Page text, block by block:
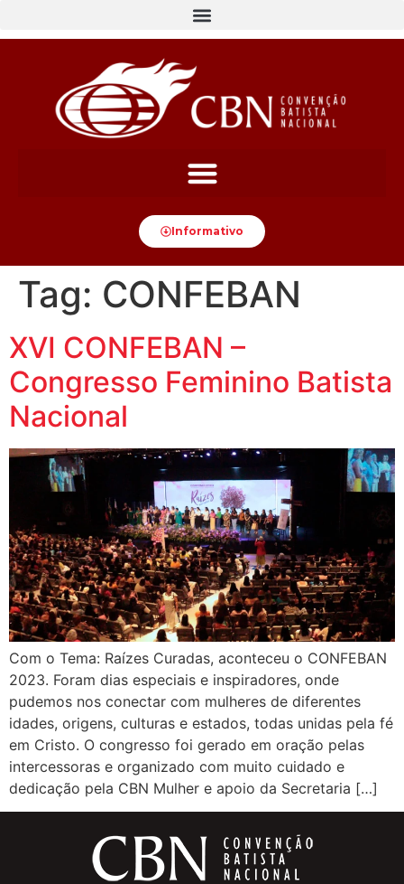
Informativo
Tag: CONFEBAN
XVI CONFEBAN –
Congresso Feminino Batista
Nacional
Com o Tema: Raízes Curadas, aconteceu o CONFEBAN
2023. Foram dias especiais e inspiradores, onde
pudemos nos conectar com mulheres de diferentes
idades, origens, culturas e estados, todas unidas pela fé
em Cristo. O congresso foi gerado em oração pelas
intercessoras e organizado com muito cuidado e
dedicação pela CBN Mulher e apoio da Secretaria […]